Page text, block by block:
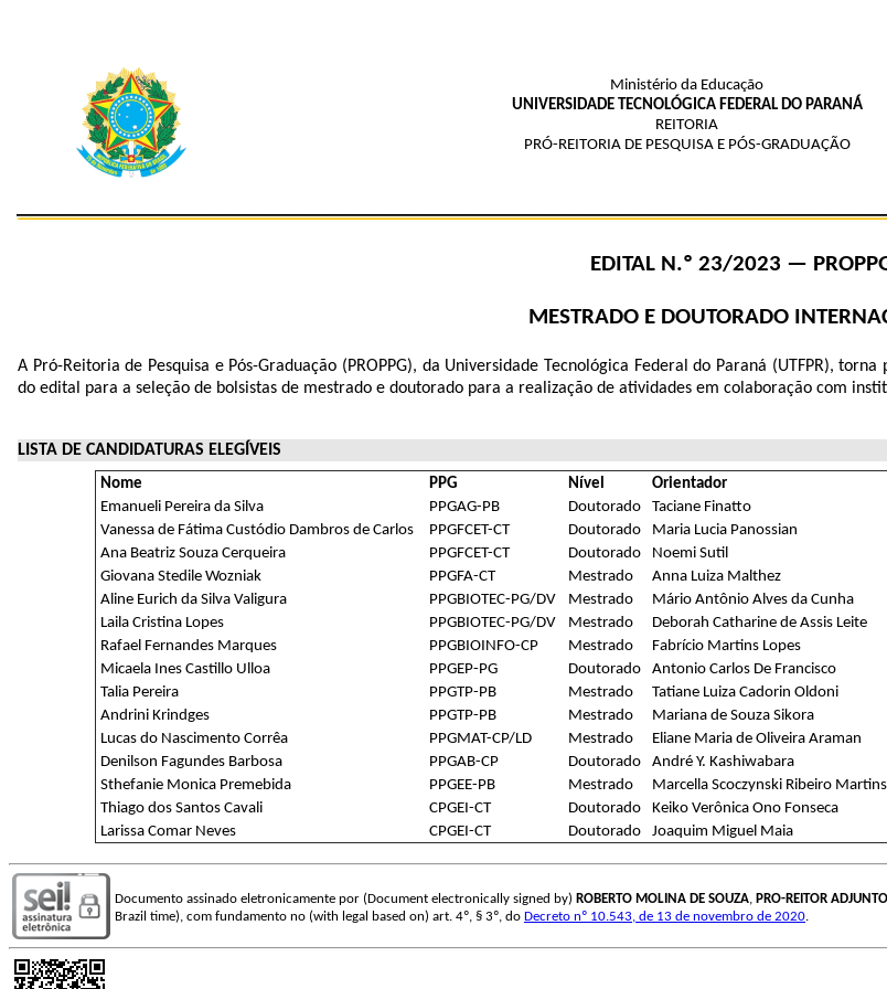
Ministério da Educação
UNIVERSIDADE TECNOLÓGICA FEDERAL DO PARANÁ
REITORIA
PRÓ-REITORIA DE PESQUISA E PÓS-GRADUAÇÃO
EDITAL N.º 23/2023 —
MESTRADO E DOUTORADO
A Pró-Reitoria de Pesquisa e Pós-Graduação (PROPPG), da Universidade Tecnológica Federal do Paraná (UTFPR), torna
do edital para a seleção de bolsistas de mestrado e doutorado para a realização de atividades em colaboração com
LISTA DE CANDIDATURAS ELEGÍVEIS
Nome PPG Nível Orientador
Emanueli Pereira da Silva
PPGAG-PB Doutorado Taciane Finatto
Vanessa de Fátima Custódio Dambros de Carlos
PPGFCET-CT Doutorado Maria Lucia Panossian
Ana Beatriz Souza Cerqueira
PPGFCET-CT Doutorado Noemi Sutil
Giovana Stedile Wozniak
PPGFA-CT Mestrado Anna Luiza Malthez
Aline Eurich da Silva Valigura
PPGBIOTEC-PG/DV Mestrado Mário Antônio Alves da Cunha
Laila Cristina Lopes
PPGBIOTEC-PG/DV Mestrado Deborah Catharine de Assis Leite
Rafael Fernandes Marques
PPGBIOINFO-CP Mestrado Fabrício Martins Lopes
Micaela Ines Castillo Ulloa
PPGEP-PG Doutorado Antonio Carlos De Francisco
Talia Pereira
PPGTP-PB Mestrado Tatiane Luiza Cadorin Oldoni
Andrini Krindges
PPGTP-PB Mestrado Mariana de Souza Sikora
Lucas do Nascimento Corrêa
PPGMAT-CP/LD Mestrado Eliane Maria de Oliveira Araman
Denilson Fagundes Barbosa
PPGAB-CP Doutorado André Y. Kashiwabara
Sthefanie Monica Premebida
PPGEE-PB Mestrado Marcella Scoczynski Ribeiro Martins
Thiago dos Santos Cavali
CPGEI-CT Doutorado Keiko Verônica Ono Fonseca
Larissa Comar Neves
CPGEI-CT Doutorado Joaquim Miguel Maia
Documento assinado eletronicamente por (Document electronically signed by) ROBERTO MOLINA DE SOUZA, PRO-REITOR ADJUNTO
Brazil time), com fundamento no (with legal based on) art. 4º, § 3º, do Decreto nº 10.543, de 13 de novembro de 2020.